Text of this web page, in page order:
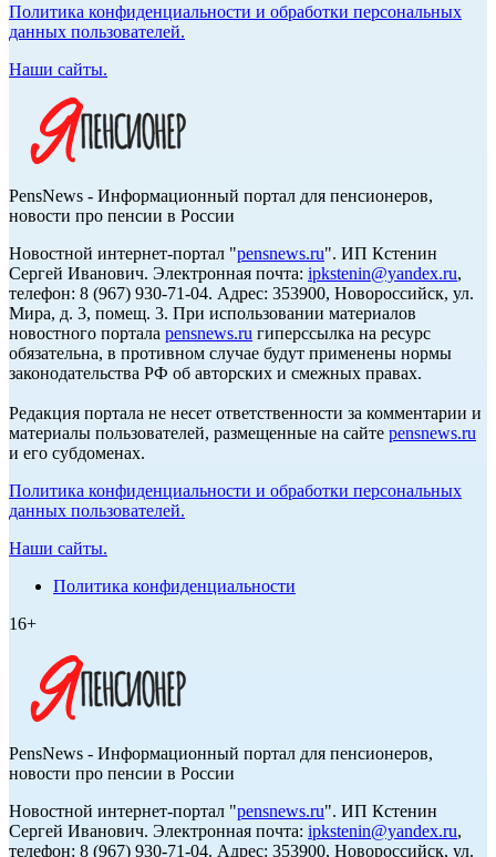
Политика конфиденциальности и обработки персональных
данных пользователей.
Наши сайты.
PensNews - Информационный портал для пенсионеров,
новости про пенсии в России
Новостной интернет-портал "pensnews.ru". ИП Кстенин
Сергей Иванович. Электронная почта: ipkstenin@yandex.ru,
телефон: 8 (967) 930-71-04. Адрес: 353900, Новороссийск, ул.
Мира, д. 3, помещ. 3. При использовании материалов
новостного портала pensnews.ru гиперссылка на ресурс
обязательна, в противном случае будут применены нормы
законодательства РФ об авторских и смежных правах.
Редакция портала не несет ответственности за комментарии и
материалы пользователей, размещенные на сайте pensnews.ru
и его субдоменах.
Политика конфиденциальности и обработки персональных
данных пользователей.
Наши сайты.
Политика конфиденциальности
16+
PensNews - Информационный портал для пенсионеров,
новости про пенсии в России
Новостной интернет-портал "pensnews.ru". ИП Кстенин
Сергей Иванович. Электронная почта: ipkstenin@yandex.ru,
телефон: 8 (967) 930-71-04. Адрес: 353900, Новороссийск, ул.